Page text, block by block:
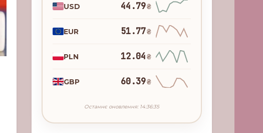
USD 44.79₴
EUR 51.77₴
PLN 12.04₴
GBP 60.39₴
Останнє оновлення: 14:36:35